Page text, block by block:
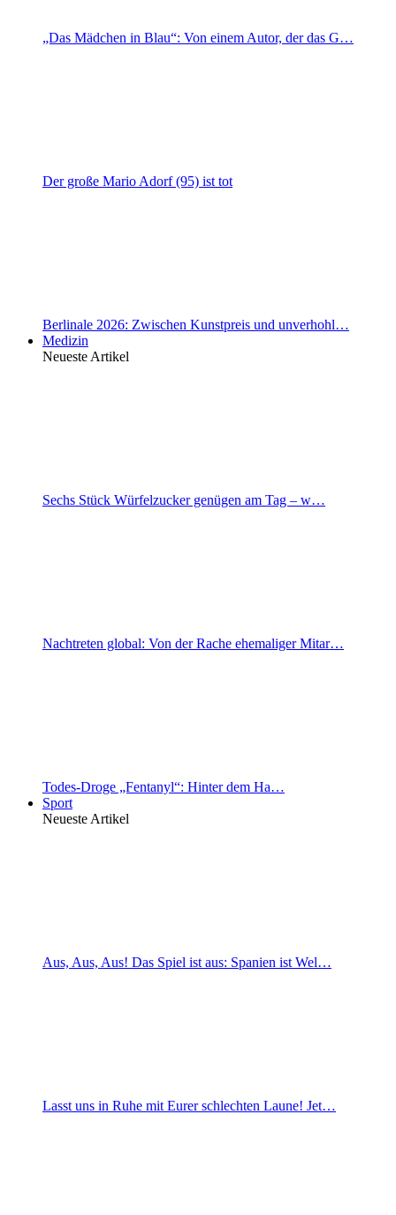
„Das Mädchen in Blau“: Von einem Autor, der das G…
Der große Mario Adorf (95) ist tot
Berlinale 2026: Zwischen Kunstpreis und unverhohl…
Medizin
Neueste Artikel
Sechs Stück Würfelzucker genügen am Tag – w…
Nachtreten global: Von der Rache ehemaliger Mitar…
Todes-Droge „Fentanyl“: Hinter dem Ha…
Sport
Neueste Artikel
Aus, Aus, Aus! Das Spiel ist aus: Spanien ist Wel…
Lasst uns in Ruhe mit Eurer schlechten Laune! Jet…